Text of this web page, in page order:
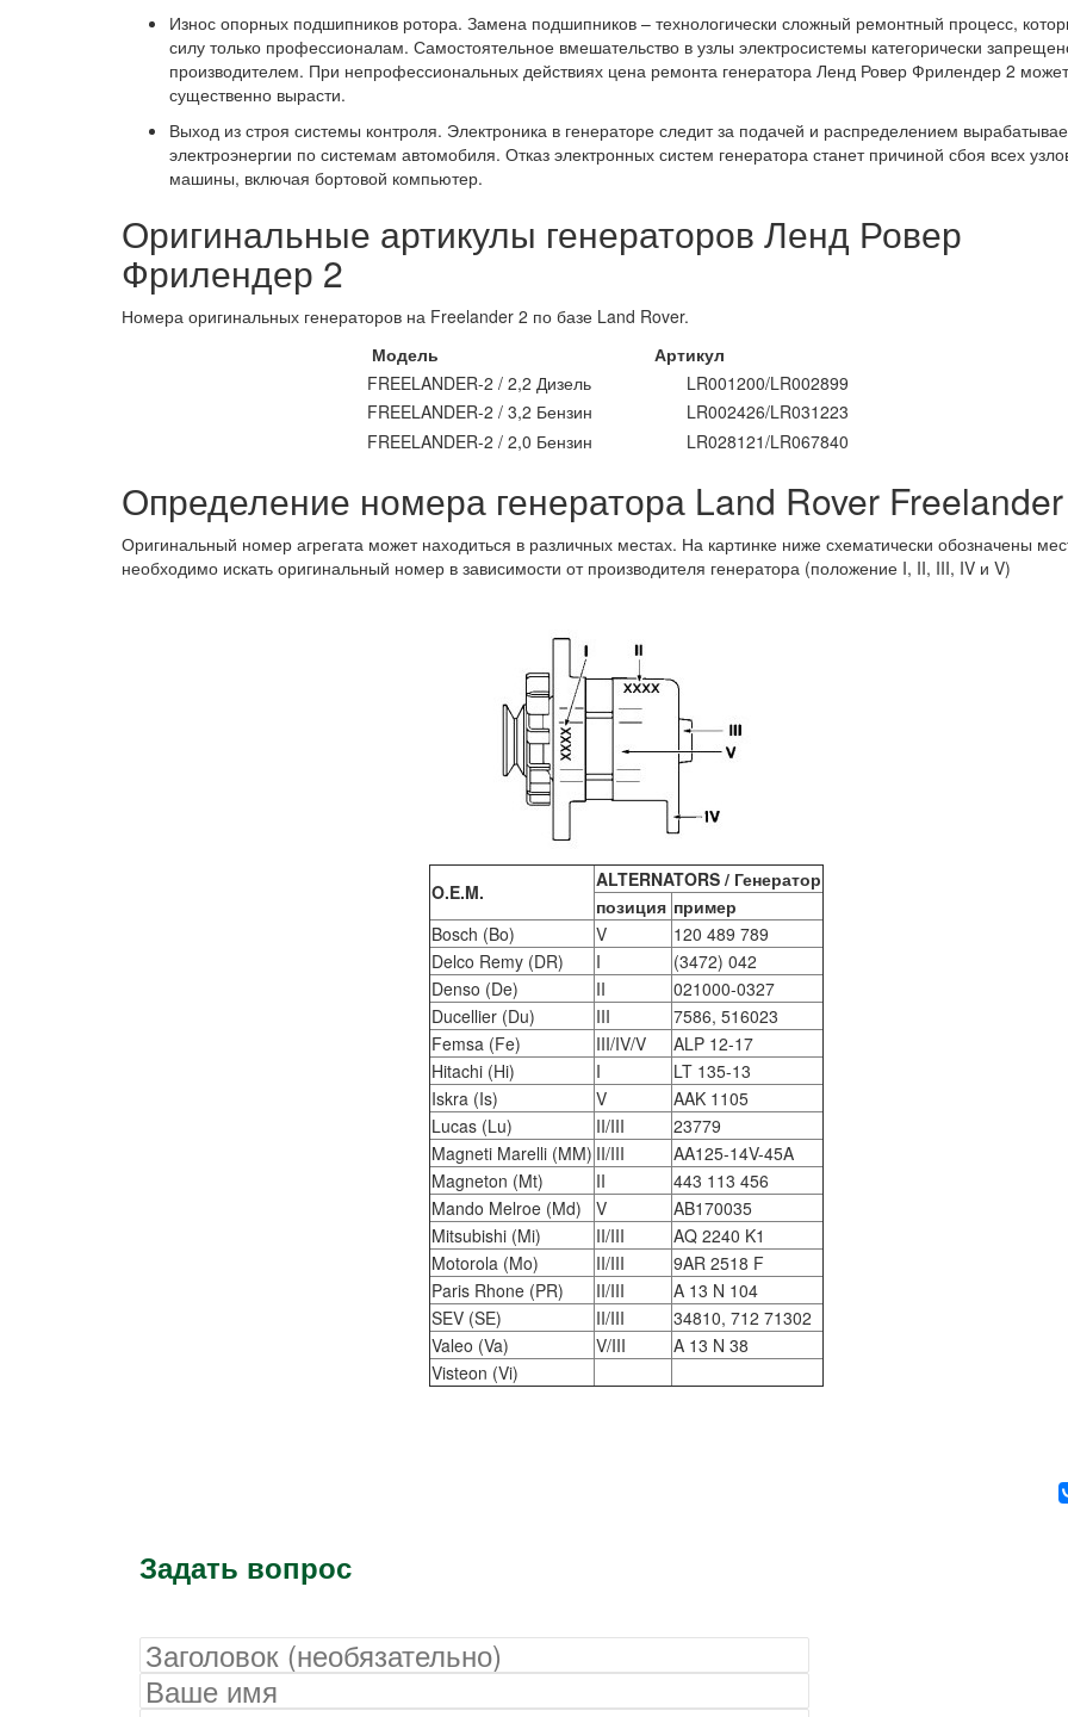
Износ опорных подшипников ротора. Замена подшипников – технологически сложный ремонтный процесс,
силу только профессионалам. Самостоятельное вмешательство в узлы электросистемы категорически
производителем. При непрофессиональных действиях цена ремонта генератора Ленд Ровер Фрилендер 2 может
существенно вырасти.
Выход из строя системы контроля. Электроника в генераторе следит за подачей и распределением
электроэнергии по системам автомобиля. Отказ электронных систем генератора станет причиной сбоя всех
машины, включая бортовой компьютер.
Оригинальные артикулы генераторов Ленд Ровер
Фрилендер 2
Номера оригинальных генераторов на Freelander 2 по базе Land Rover.
Модель
Артикул
FREELANDER-2 / 2,2 Дизель
LR001200/LR002899
FREELANDER-2 / 3,2 Бензин
LR002426/LR031223
FREELANDER-2 / 2,0 Бензин
LR028121/LR067840
Определение номера генератора Land Rover
Оригинальный номер агрегата может находиться в различных местах. На картинке ниже схематически обозначены
необходимо искать оригинальный номер в зависимости от производителя генератора (положение I, II, III, IV и V)
O.E.M.
ALTERNATORS / Генератор
позиция пример
Bosch (Bo)
V
120 489 789
Delco Remy (DR)
I
(3472) 042
Denso (De)
II
021000-0327
Ducellier (Du)
III
7586, 516023
Femsa (Fe)
III/IV/V
ALP 12-17
Hitachi (Hi)
I
LT 135-13
Iskra (Is)
V
AAK 1105
Lucas (Lu)
II/III
23779
Magneti Marelli (MM) II/III
AA125-14V-45A
Magneton (Mt)
II
443 113 456
Mando Melroe (Md)
V
AB170035
Mitsubishi (Mi)
II/III
AQ 2240 K1
Motorola (Mo)
II/III
9AR 2518 F
Paris Rhone (PR)
II/III
A 13 N 104
SEV (SE)
II/III
34810, 712 71302
Valeo (Va)
V/III
A 13 N 38
Visteon (Vi)
Задать вопрос